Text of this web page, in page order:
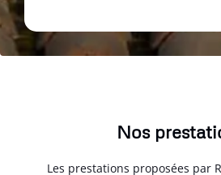
Nos
Les prestations proposées par